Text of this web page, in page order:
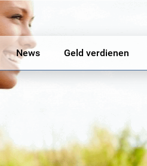
News Geld verdienen